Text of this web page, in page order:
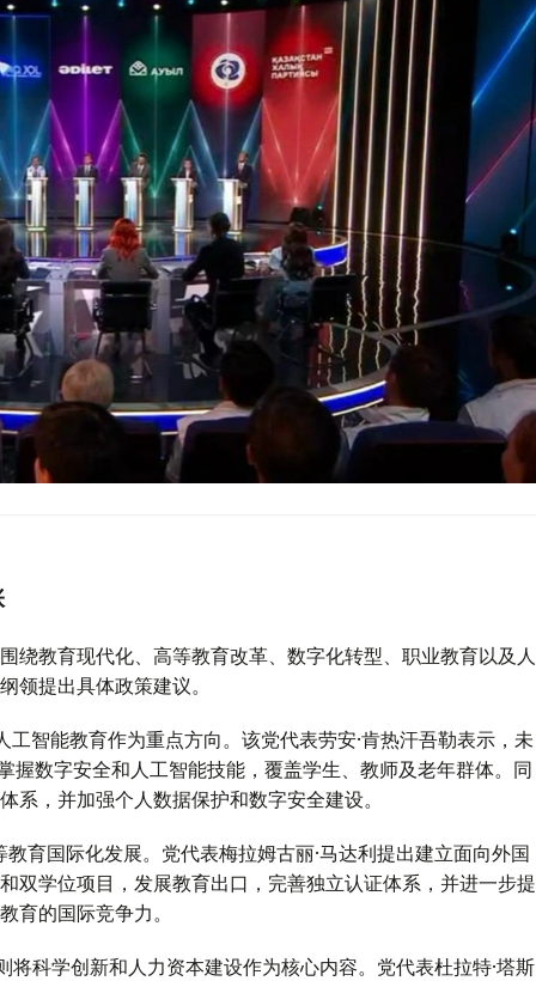
绕教育现代化、高等教育改革、数字化转型、职业教育以及人
领提出具体政策建议。
工智能教育作为重点方向。该党代表劳安·肯热汗吾勒表示，未
握数字安全和人工智能技能，覆盖学生、教师及老年群体。同
系，并加强个人数据保护和数字安全建设。
教育国际化发展。党代表梅拉姆古丽·马达利提出建立面向外国
双学位项目，发展教育出口，完善独立认证体系，并进一步提
育的国际竞争力。
将科学创新和人力资本建设作为核心内容。党代表杜拉特·塔斯